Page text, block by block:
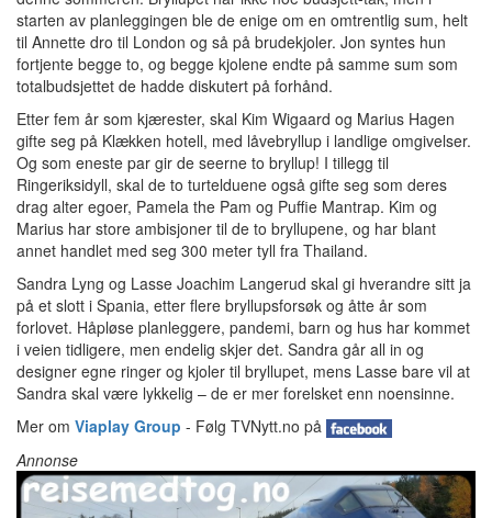
starten av planleggingen ble de enige om en omtrentlig sum, helt
til Annette dro til London og så på brudekjoler. Jon syntes hun
fortjente begge to, og begge kjolene endte på samme sum som
totalbudsjettet de hadde diskutert på forhånd.
Etter fem år som kjærester, skal Kim Wigaard og Marius Hagen
gifte seg på Klækken hotell, med låvebryllup i landlige omgivelser.
Og som eneste par gir de seerne to bryllup! I tillegg til
Ringeriksidyll, skal de to turtelduene også gifte seg som deres
drag alter egoer, Pamela the Pam og Puffie Mantrap. Kim og
Marius har store ambisjoner til de to bryllupene, og har blant
annet handlet med seg 300 meter tyll fra Thailand.
Sandra Lyng og Lasse Joachim Langerud skal gi hverandre sitt ja
på et slott i Spania, etter flere bryllupsforsøk og åtte år som
forlovet. Håpløse planleggere, pandemi, barn og hus har kommet
i veien tidligere, men endelig skjer det. Sandra går all in og
designer egne ringer og kjoler til bryllupet, mens Lasse bare vil at
Sandra skal være lykkelig – de er mer forelsket enn noensinne.
Mer om Viaplay Group - Følg TVNytt.no på
Annonse